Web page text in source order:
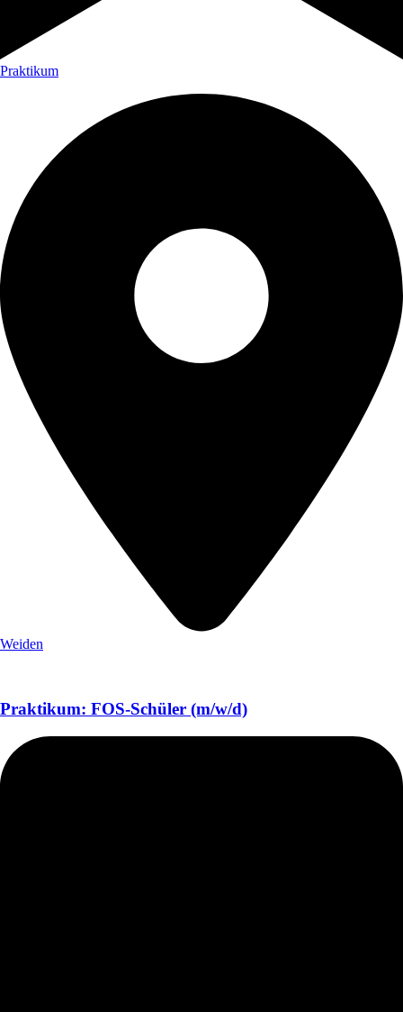
Praktikum
Weiden
Praktikum: FOS-Schüler (m/w/d)